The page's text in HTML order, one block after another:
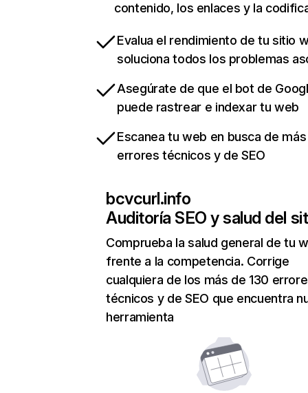
contenido, los enlaces y la
Evalua el rendimiento de tu sitio
soluciona todos los problemas
Asegúrate de que el bot de
puede rastrear e indexar tu web
Escanea tu web en busca de
errores técnicos y de SEO
bcvcurl.info
Auditoría SEO y salud del
Comprueba la salud general de tu
frente a la competencia. Corrige
cualquiera de los más de 130
técnicos y de SEO que encuentra
herramienta